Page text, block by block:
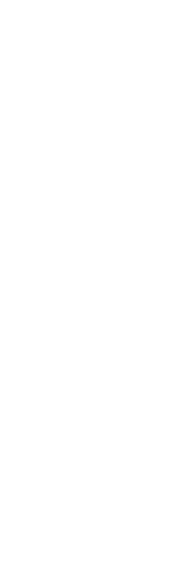
%, le chocolat "amer" 70 % ou
poudre et autres composants
de cacao (éventuellement
les bonbons de chocolat, le
?
graisses (pour le moelleux). Il
spécialisés. À défaut, on